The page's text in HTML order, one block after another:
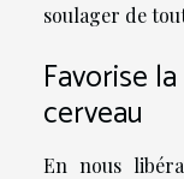
soulager de
Favorise
cerveau
En nous